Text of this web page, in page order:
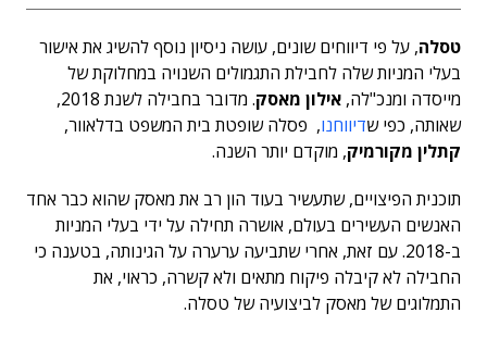
טסלה, על פי דיווחים שונים, עושה ניסיון נוסף להשיג את אישור
בעלי המניות שלה לחבילת התגמולים השנויה במחלוקת של
מייסדה ומנכ"לה, אילון מאסק
. מדובר בחבילה לשנת 2018,
שאותה, כפי שדיווחנו, פסלה שופטת בית המשפט בדלאוור,
קתלין מקורמיק, מוקדם יותר השנה.
תוכנית הפיצויים, שתעשיר בעוד הון רב את מאסק שהוא כבר אחד
האנשים העשירים בעולם, אושרה תחילה על ידי בעלי המניות
ב-2018. עם זאת, אחרי שתביעה ערערה על הגינותה, בטענה כי
החבילה לא קיבלה פיקוח מתאים ולא קשרה, כראוי, את
התמלוגים של מאסק לביצועיה של טסלה.